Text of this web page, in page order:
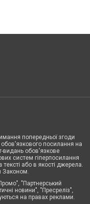
попередньої згоди
посилання на
видань обов'язкове
систем гіперпосилання
тексті або в якості джерела.
Законом.
"Партнерський
новини", "Пресреліз",
на правах реклами.